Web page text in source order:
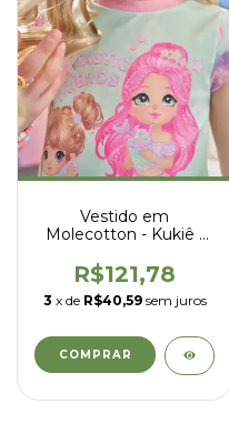
Vestido em
Molecotton - Kukiê -
R$121,78
3 x de R$40,59 sem juros
COMPRAR